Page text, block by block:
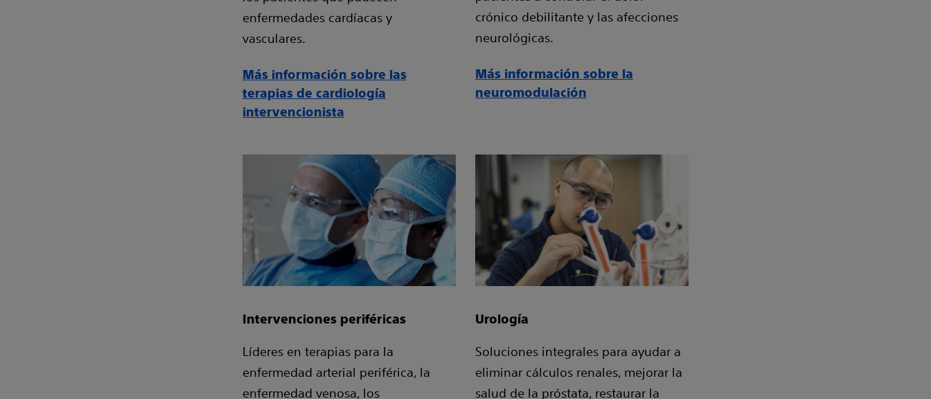
enfermedades cardíacas y
vasculares.
Más información sobre las
terapias de cardiología
intervencionista
crónico debilitante y las afecciones
neurológicas.
Más información sobre la
neuromodulación
Intervenciones periféricas
Líderes en terapias para la
enfermedad arterial periférica, la
enfermedad venosa, los
Urología
Soluciones integrales para ayudar a
eliminar cálculos renales, mejorar la
salud de la próstata, restaurar la